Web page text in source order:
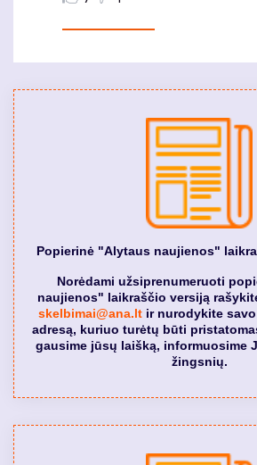
Popierinė "Alytaus naujienos"
Norėdami užsiprenumeruoti
naujienos" laikraščio versiją
skelbimai@ana.ltir nurodykite savo
adresą, kuriuo turėtų būti
gausime jūsų laišką, informuosime
žingsnių.